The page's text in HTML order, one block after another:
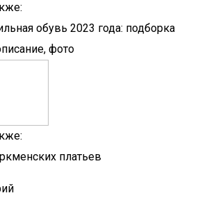
обувь 2023 года: подборка
фото
платьев